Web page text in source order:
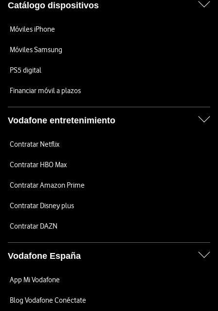
Catálogo dispositivos
Móviles iPhone
Móviles Samsung
PS5 digital
Financiar móvil a plazos
Vodafone entretenimiento
Contratar Netflix
Contratar HBO Max
Contratar Amazon Prime
Contratar Disney plus
Contratar DAZN
Vodafone España
App Mi Vodafone
Blog Vodafone Conéctate